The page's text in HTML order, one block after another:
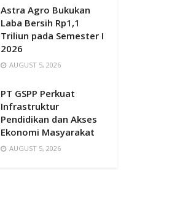
Astra Agro Bukukan
Laba Bersih Rp1,1
Triliun pada Semester I
2026
AUGUST 5, 2026
PT GSPP Perkuat
Infrastruktur
Pendidikan dan Akses
Ekonomi Masyarakat
AUGUST 5, 2026